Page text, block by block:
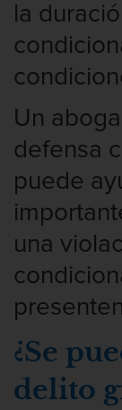
la
Un
defensa
puede
una
¿Se
delito